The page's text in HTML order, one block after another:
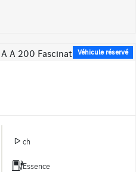
Véhicule réservé
ch
Essence